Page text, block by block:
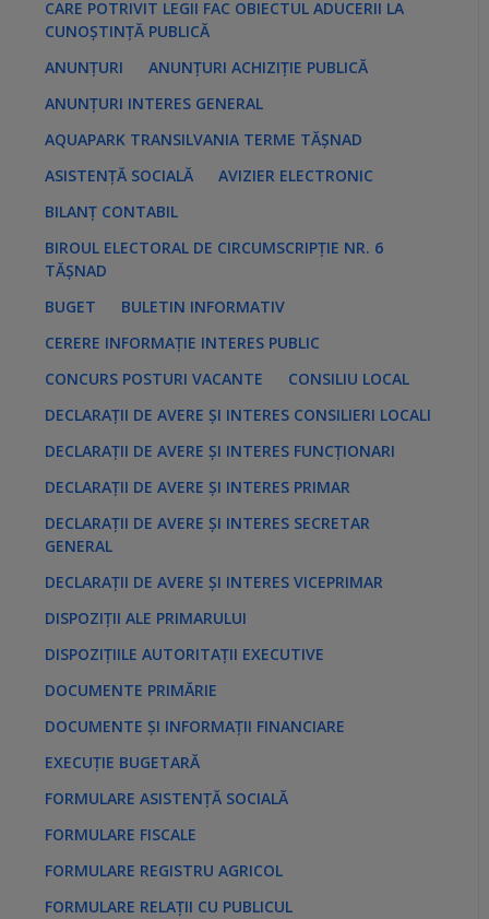
e
s
CARE POTRIVIT LEGII FAC OBIECTUL ADUCERII LA
CUNOȘTINȚĂ PUBLICĂ
ANUNȚURI
ANUNȚURI ACHIZIȚIE PUBLICĂ
ANUNȚURI INTERES GENERAL
AQUAPARK TRANSILVANIA TERME TĂȘNAD
ASISTENȚĂ SOCIALĂ
AVIZIER ELECTRONIC
BILANȚ CONTABIL
BIROUL ELECTORAL DE CIRCUMSCRIPȚIE NR. 6
TĂȘNAD
BUGET
BULETIN INFORMATIV
CERERE INFORMAȚIE INTERES PUBLIC
CONCURS POSTURI VACANTE
CONSILIU LOCAL
DECLARAȚII DE AVERE ȘI INTERES CONSILIERI LOCALI
DECLARAȚII DE AVERE ȘI INTERES FUNCȚIONARI
DECLARAȚII DE AVERE ȘI INTERES PRIMAR
DECLARAȚII DE AVERE ȘI INTERES SECRETAR
GENERAL
DECLARAȚII DE AVERE ȘI INTERES VICEPRIMAR
DISPOZIȚII ALE PRIMARULUI
DISPOZIȚIILE AUTORITAȚII EXECUTIVE
DOCUMENTE PRIMĂRIE
DOCUMENTE ȘI INFORMAȚII FINANCIARE
EXECUȚIE BUGETARĂ
FORMULARE ASISTENȚĂ SOCIALĂ
FORMULARE FISCALE
FORMULARE REGISTRU AGRICOL
FORMULARE RELAȚII CU PUBLICUL